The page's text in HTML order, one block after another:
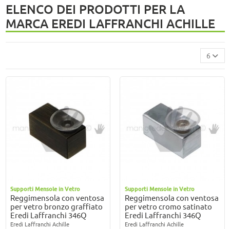
ELENCO DEI PRODOTTI PER LA
MARCA EREDI LAFFRANCHI ACHILLE
6
Supporti Mensole in Vetro
Reggimensola con ventosa
per vetro bronzo graffiato
Eredi Laffranchi 346Q
Eredi Laffranchi Achille
Supporti Mensole in Vetro
Reggimensola con ventosa
per vetro cromo satinato
Eredi Laffranchi 346Q
Eredi Laffranchi Achille